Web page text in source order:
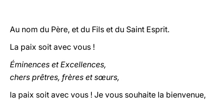
Au nom du Père, et du Fils et du Saint Esprit.
La paix soit avec vous !
Éminences et Excellences,
chers prêtres, frères et sœurs,
la paix soit avec vous ! Je vous souhaite la bienvenue,